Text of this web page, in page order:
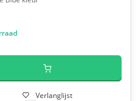
Verlanglijst